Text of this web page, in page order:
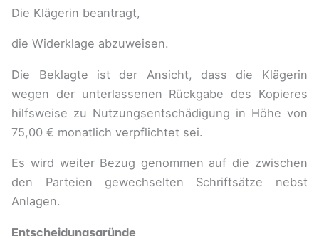
Die Klägerin beantragt,
die Widerklage abzuweisen.
Die Beklagte ist der Ansicht, dass die Klägerin
wegen der unterlassenen Rückgabe des Kopieres
hilfsweise zu Nutzungsentschädigung in Höhe von
75,00 € monatlich verpflichtet sei.
Es wird weiter Bezug genommen auf die zwischen
den Parteien gewechselten Schriftsätze nebst
Anlagen.
Entscheidungsgründe